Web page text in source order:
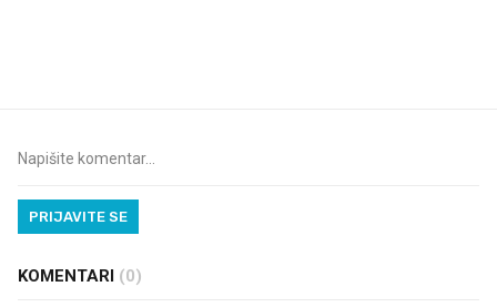
PRIJAVITE SE
KOMENTARI (0)